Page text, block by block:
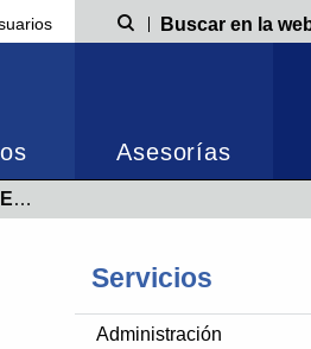
Búsqueda
Asesorías
Servicios
Administración